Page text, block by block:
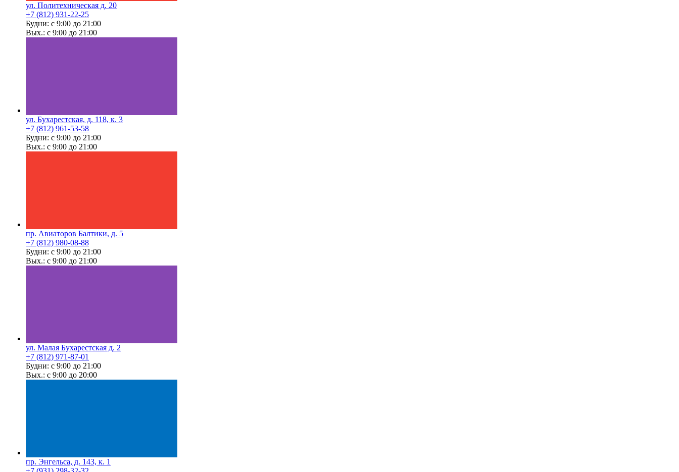
ул. Политехническая д. 20
+7 (812) 931-22-25
Будни: с 9:00 до 21:00
Вых.: с 9:00 до 21:00
ул. Бухарестская, д. 118, к. 3
+7 (812) 961-53-58
Будни: с 9:00 до 21:00
Вых.: с 9:00 до 21:00
пр. Авиаторов Балтики, д. 5
+7 (812) 980-08-88
Будни: с 9:00 до 21:00
Вых.: с 9:00 до 21:00
ул. Малая Бухарестская д. 2
+7 (812) 971-87-01
Будни: с 9:00 до 21:00
Вых.: с 9:00 до 20:00
пр. Энгельса, д. 143, к. 1